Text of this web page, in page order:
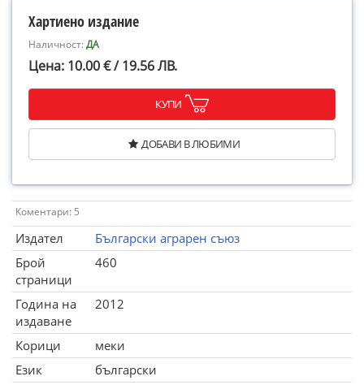
Хартиено издание
Наличност:ДА
Цена: 10.00 € / 19.56 ЛВ.
КУПИ
ДОБАВИ В ЛЮБИМИ
Коментари: 5
Издател
Български аграрен съюз
Брой
страници
460
Година на
издаване
2012
Корици
меки
Език
български